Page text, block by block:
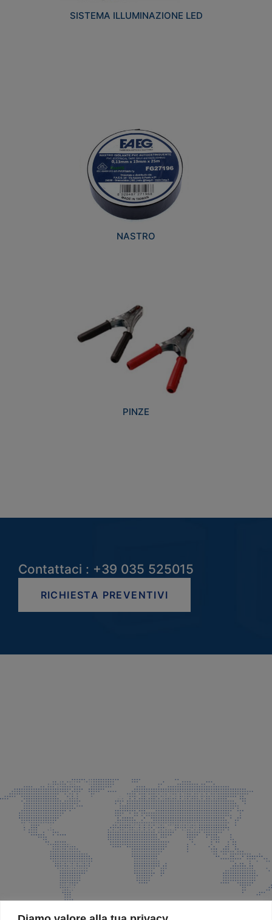
SISTEMA ILLUMINAZIONE LED
NASTRO
PINZE
Contattaci : +39 035 525015
RICHIESTA PREVENTIVI
info@faeg.it
COMMERCIALE E SPEDIZIONI
Via Padre Elzi, 32 Grassobbio (BG)
035 525015
035 335037
info@faeg.it
SITE MAP